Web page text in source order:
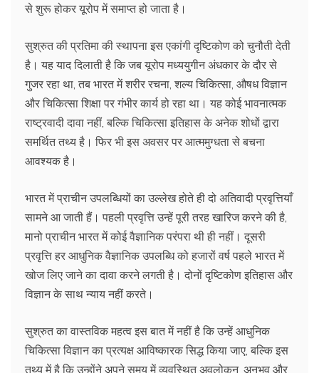
से शुरू होकर यूरोप में समाप्त हो जाता है।
सुश्रुत की प्रतिमा की स्थापना इस एकांगी दृष्टिकोण को चुनौती देती
है। यह याद दिलाती है कि जब यूरोप मध्ययुगीन अंधकार के दौर से
गुजर रहा था, तब भारत में शरीर रचना, शल्य चिकित्सा, औषध विज्ञान
और चिकित्सा शिक्षा पर गंभीर कार्य हो रहा था। यह कोई भावनात्मक
राष्ट्रवादी दावा नहीं, बल्कि चिकित्सा इतिहास के अनेक शोधों द्वारा
समर्थित तथ्य है। फिर भी इस अवसर पर आत्ममुग्धता से बचना
आवश्यक है।
भारत में प्राचीन उपलब्धियों का उल्लेख होते ही दो अतिवादी प्रवृत्तियाँ
सामने आ जाती हैं। पहली प्रवृत्ति उन्हें पूरी तरह खारिज करने की है,
मानो प्राचीन भारत में कोई वैज्ञानिक परंपरा थी ही नहीं। दूसरी
प्रवृत्ति हर आधुनिक वैज्ञानिक उपलब्धि को हजारों वर्ष पहले भारत में
खोज लिए जाने का दावा करने लगती है। दोनों दृष्टिकोण इतिहास और
विज्ञान के साथ न्याय नहीं करते।
सुश्रुत का वास्तविक महत्व इस बात में नहीं है कि उन्हें आधुनिक
चिकित्सा विज्ञान का प्रत्यक्ष आविष्कारक सिद्ध किया जाए, बल्कि इस
तथ्य में है कि उन्होंने अपने समय में व्यवस्थित अवलोकन, अनुभव और